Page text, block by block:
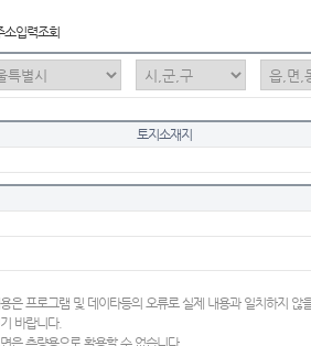
소입력조회
토지소재지
은 프로그램 및 데이타등의 오류로 실제 내용과 일치하지
바랍니다.
은 측량용으로 활용할 수 없습니다.